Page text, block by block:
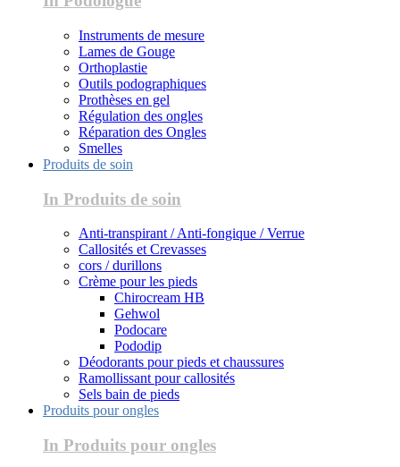
Instruments de mesure
Lames de Gouge
Orthoplastie
Outils podographiques
Prothèses en gel
Régulation des ongles
Réparation des Ongles
Smelles
Produits de soin
In Produits de soin
Anti-transpirant / Anti-fongique / Verrue
Callosités et Crevasses
cors / durillons
Crème pour les pieds
Chirocream HB
Gehwol
Podocare
Pododip
Déodorants pour pieds et chaussures
Ramollissant pour callosités
Sels bain de pieds
Produits pour ongles
In Produits pour ongles